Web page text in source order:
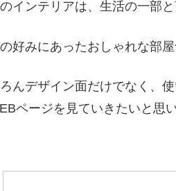
インテリアは、生活の一部
好みにあったおしゃれな部
んデザイン面だけでなく、
ページを見ていきたいと思い